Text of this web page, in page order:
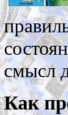
смысл
Как